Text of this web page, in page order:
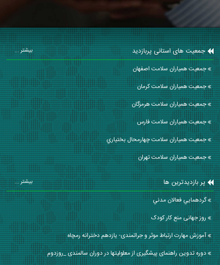
جمعیت های استانی پربازدید بیشتر ...
جمعیت همیاران سلامت اصفهان
جمعیت همیاران سلامت كرمان
جمعیت همیاران سلامت هرمزگان
جمعیت همیاران سلامت فارس
جمعیت همیاران سلامت چهارمحال بختياري
جمعیت همیاران سلامت تهران
پر بازدیدترین ها بیشتر ...
گردهمايي فعالان مدني
روز جهانی منع کار کودک
آموزش مهارت ارتباط موثر و جراتمندی- یازدهم دخترانه رمچاه
دوره تدوین راهنمای پیشگیری از معلولیتها در دوران سالمندی _روزدوم